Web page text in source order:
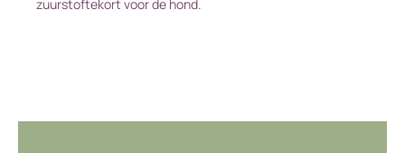
zuurstoftekort voor de hond.